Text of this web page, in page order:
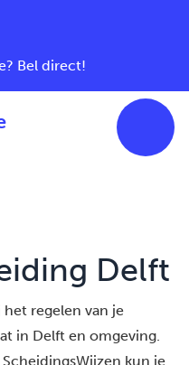
Bel direct!
Delft
regelen van je
in Delft en omgeving.
kun je